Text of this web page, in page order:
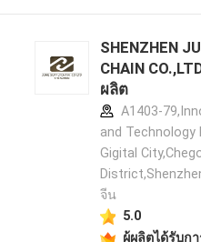
SHENZHEN
CHAIN
ผลิต
A1403-
and Technology
Gigital
จีน
5.0
ผู้ผลิตได้รับก